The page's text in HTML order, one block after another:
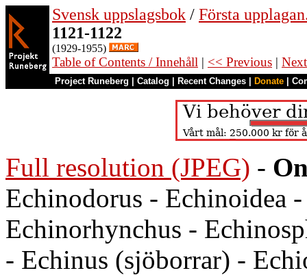
Svensk uppslagsbok / Första
1121-1122
(1929-1955)
Table of Contents / Innehåll | << Previous |
Project Runeberg Catalog Recent Changes Donate
Full resolution (JPEG) -
Echinodorus - Echinoidea
Echinorhynchus -
- Echinus (sjöborrar) -